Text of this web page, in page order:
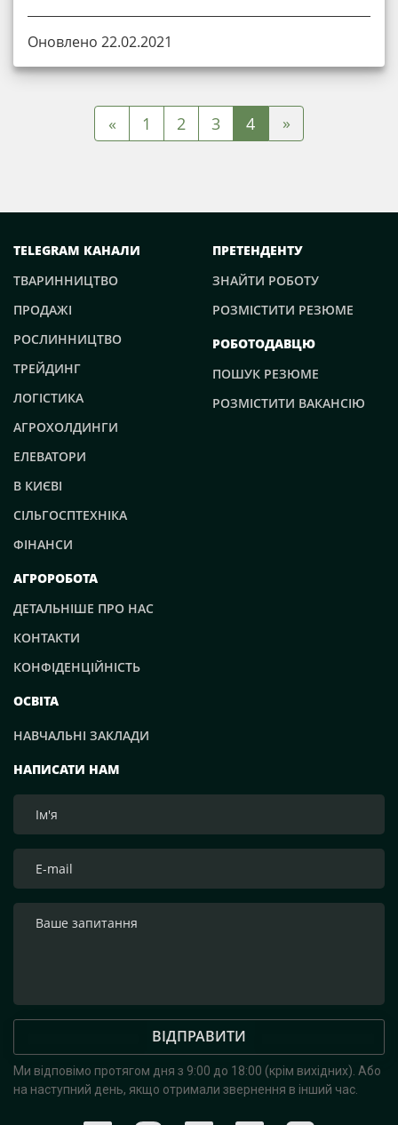
Оновлено 22.02.2021
« 1 2 3 4 »
НАПИСАТИ НАМ
ВІДПРАВИТИ
Ми відповімо протягом дня з 9:00 до 18:00 (крім вихідних). Або
на наступний день, якщо отримали звернення в інший час.
TELEGRAM КАНАЛИ
ТВАРИННИЦТВО
ПРОДАЖІ
РОСЛИННИЦТВО
ТРЕЙДИНГ
ЛОГІСТИКА
АГРОХОЛДИНГИ
ЕЛЕВАТОРИ
В КИЄВІ
СІЛЬГОСПТЕХНІКА
ФІНАНСИ
ПРЕТЕНДЕНТУ
ЗНАЙТИ РОБОТУ
РОЗМІСТИТИ РЕЗЮМЕ
РОБОТОДАВЦЮ
ПОШУК РЕЗЮМЕ
РОЗМІСТИТИ ВАКАНСІЮ
АГРОРОБОТА
ДЕТАЛЬНІШЕ ПРО НАС
КОНТАКТИ
КОНФІДЕНЦІЙНІСТЬ
ОСВІТА
НАВЧАЛЬНІ ЗАКЛАДИ